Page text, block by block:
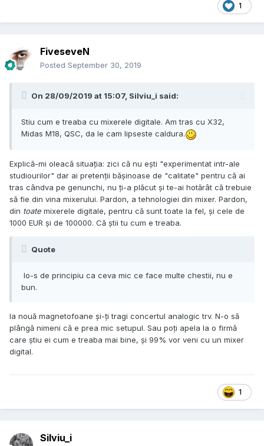
1
FiveseveN
Posted September 30, 2019
On 28/09/2019 at 15:07, Silviu_i said:
Stiu cum e treaba cu mixerele digitale. Am tras cu X32,
Midas M18, QSC, da le cam lipseste caldura.
Explică-mi oleacă situația: zici că nu ești "experimentat intr-ale
studiourilor" dar ai pretenții bășinoase de "calitate" pentru că ai
tras cândva pe genunchi, nu ți-a plăcut și te-ai hotărât că trebuie
să fie din vina mixerului. Pardon, a tehnologiei din mixer. Pardon,
din toate mixerele digitale, pentru că sunt toate la fel, și cele de
1000 EUR și de 100000. Că știi tu cum e treaba.
Quote
Io-s de principiu ca ceva mic ce face multe chestii, nu e
bun.
Ia nouă magnetofoane și-ți tragi concertul analogic trv. N-o să
plângă nimeni că e prea mic setupul. Sau poți apela la o firmă
care știu ei cum e treaba mai bine, și 99% vor veni cu un mixer
digital.
1
Silviu_i